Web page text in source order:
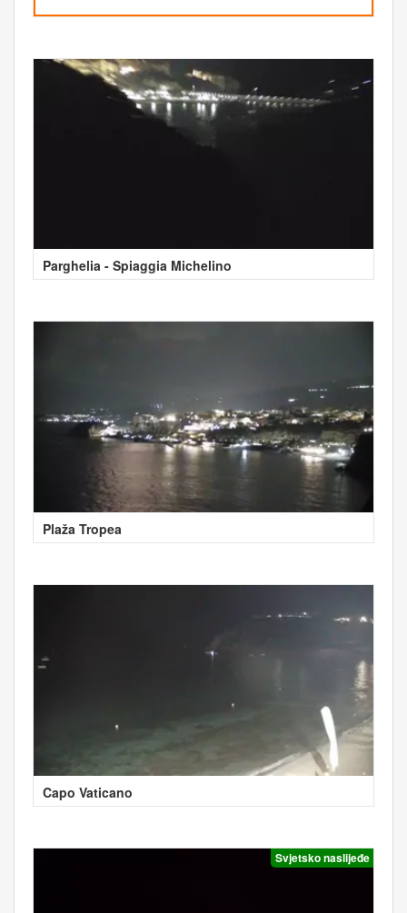
Parghelia - Spiaggia Michelino
Plaža Tropea
Capo Vaticano
Svjetsko naslijeđe